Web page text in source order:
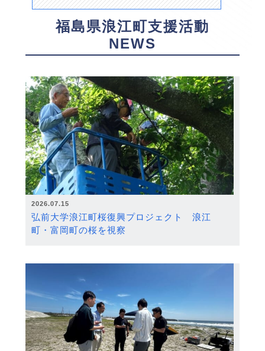
福島県浪江町支援活動
NEWS
2026.07.15
弘前大学浪江町桜復興プロジェクト 浪江
町・富岡町の桜を視察